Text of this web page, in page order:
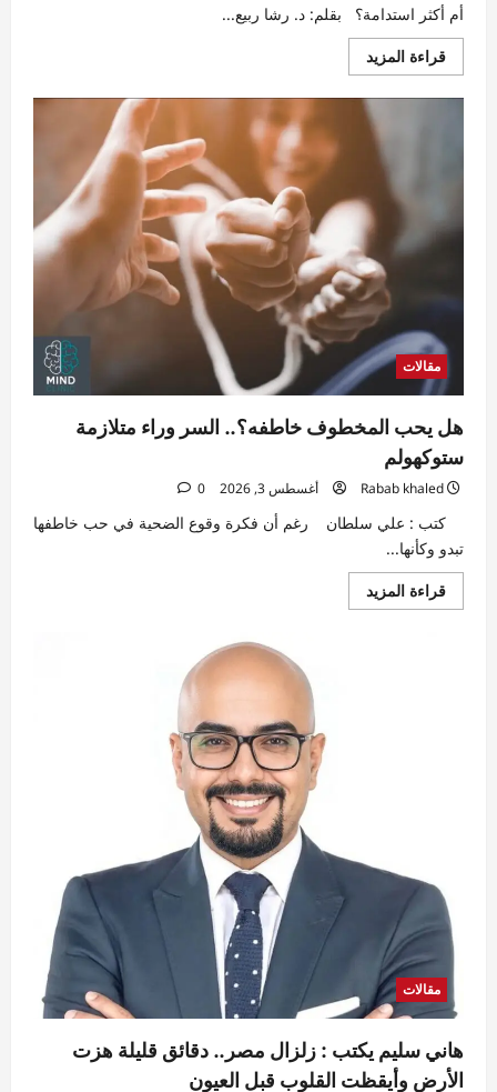
أم أكثر استدامة؟ بقلم: د. رشا ربيع...
قراءة المزيداقرأ
المزيد
الذكاء
الاصطناعي
والتنمية
المستدامة..
مستقبلًا
أكثر
ذكاءً
أم
أكثر
استدامة؟
مقالات
هل يحب المخطوف خاطفه؟.. السر وراء متلازمة
ستوكهولم
Rabab khaled أغسطس 3, 2026 0
كتب : علي سلطان رغم أن فكرة وقوع الضحية في حب خاطفها
تبدو وكأنها...
قراءة المزيد
المزيد
المخطوف
خاطفه؟..
متلازمة
ستوكهولم
مقالات
هاني سليم يكتب : زلزال مصر.. دقائق قليلة هزت
الأرض وأيقظت القلوب قبل العيون